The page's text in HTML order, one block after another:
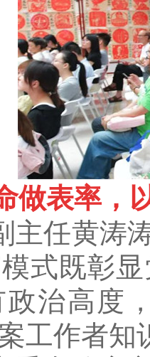
做表率，
主任黄涛
式既彰
治高度
工作者